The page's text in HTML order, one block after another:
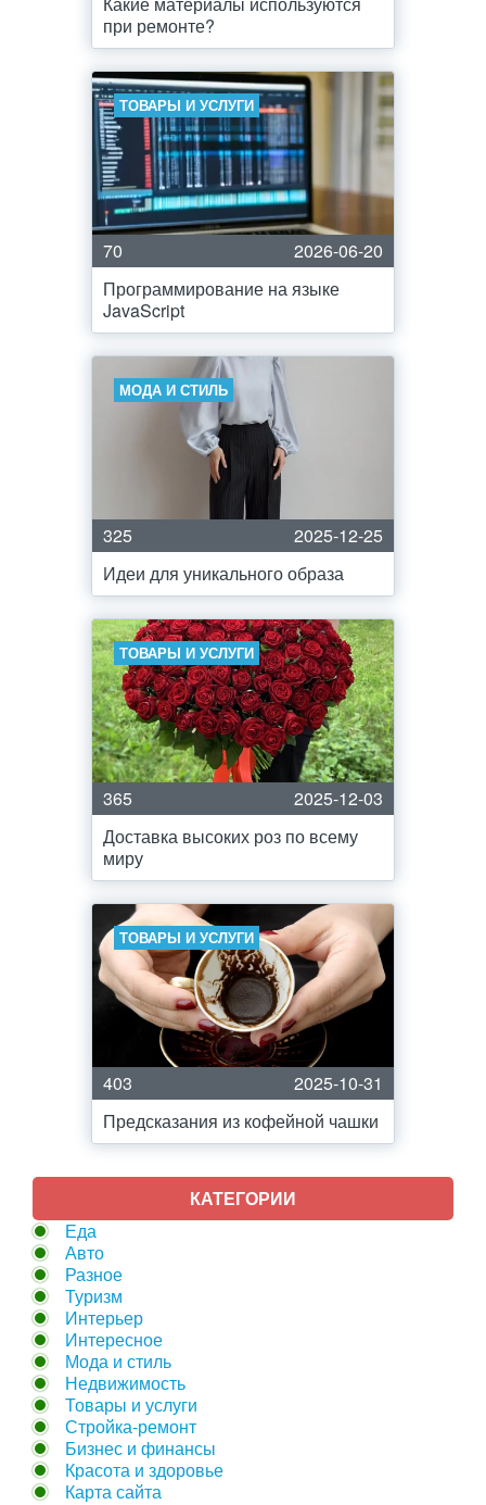
при ремонте?
ТОВАРЫ И УСЛУГИ
70
2026-06-20
Программирование на языке
JavaScript
МОДА И СТИЛЬ
325
2025-12-25
Идеи для уникального образа
ТОВАРЫ И УСЛУГИ
365
2025-12-03
Доставка высоких роз по всему
миру
ТОВАРЫ И УСЛУГИ
403
2025-10-31
Предсказания из кофейной чашки
КАТЕГОРИИ
Еда
Авто
Разное
Туризм
Интерьер
Интересное
Мода и стиль
Недвижимость
Товары и услуги
Стройка-ремонт
Бизнес и финансы
Красота и здоровье
Карта сайта